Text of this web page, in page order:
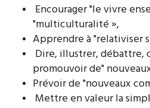
Encourager "le vivre
"multiculturalité »,
Apprendre à "relativiser
Dire, illustrer, débattre,
promouvoir de"
Prévoir de "nouveaux
Mettre en valeur la